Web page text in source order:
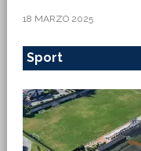
18 MARZO 2025
Sport